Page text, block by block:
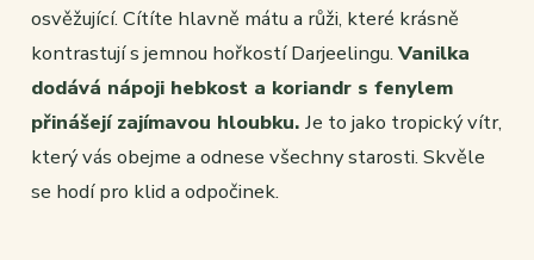
osvěžující. Cítíte hlavně mátu a růži, které krásně
kontrastují s jemnou hořkostí Darjeelingu. Vanilka
dodává nápoji hebkost a koriandr s fenylem
přinášejí zajímavou hloubku. Je to jako tropický vítr,
který vás obejme a odnese všechny starosti. Skvěle
se hodí pro klid a odpočinek.